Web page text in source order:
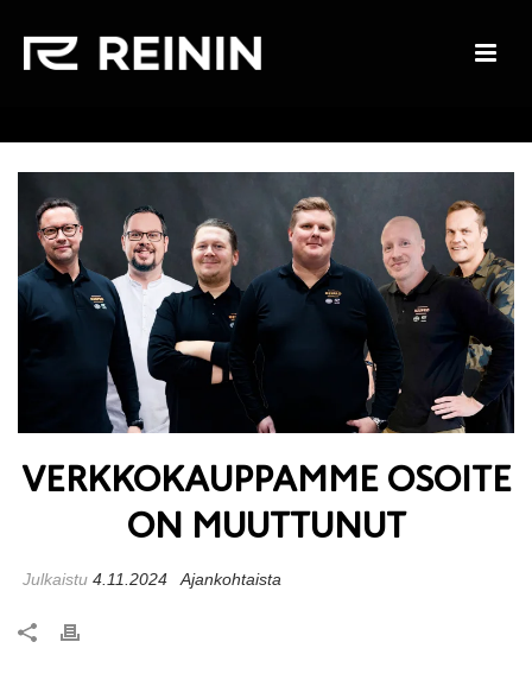
VERKKOKAUPPAMME OSOITE
ON MUUTTUNUT
Julkaistu 4.11.2024 Ajankohtaista